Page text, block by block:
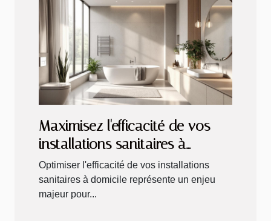
Maximisez l'efficacité de vos
installations sanitaires à
domicile
Optimiser l'efficacité de vos installations
sanitaires à domicile représente un enjeu
majeur pour...